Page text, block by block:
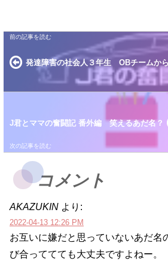
発達障害の社会人３年生 OBチームか
J君とママの奮闘記 番外編 笑えるあだ名？
コメント
AKAZUKIN より:
2022-04-13 12:26 PM
お互いに嫌だと思っていないあだ名
び合っててても大丈夫ですよねー。